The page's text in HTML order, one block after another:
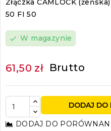
50 FI 50
check W magazynie
61,50 zł Brutto
DODAJ DO
DODAJ DO